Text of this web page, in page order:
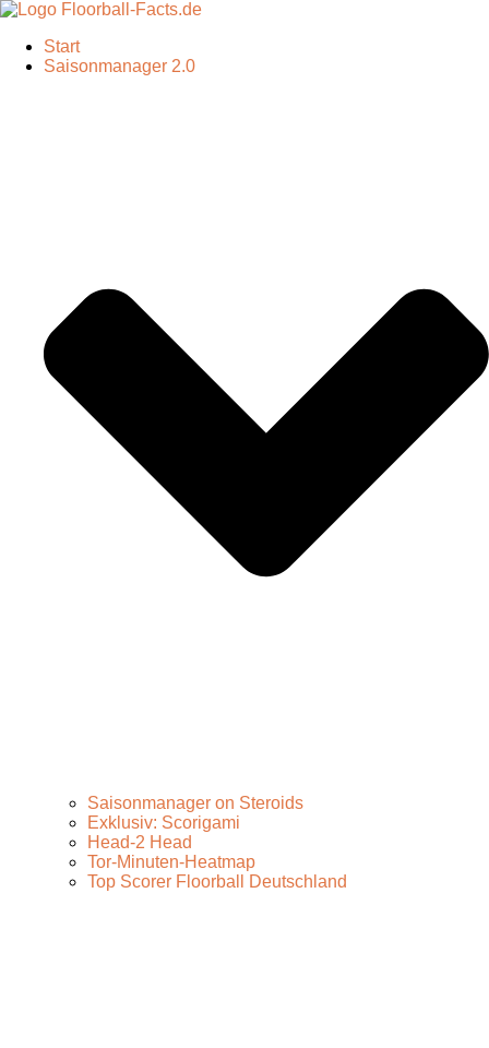
Start
Saisonmanager 2.0
Saisonmanager on Steroids
Exklusiv: Scorigami
Head-2 Head
Tor-Minuten-Heatmap
Top Scorer Floorball Deutschland